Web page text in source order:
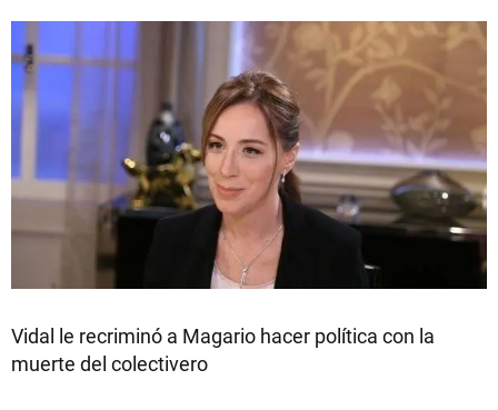
Vidal le recriminó a Magario hacer política con la
muerte del colectivero